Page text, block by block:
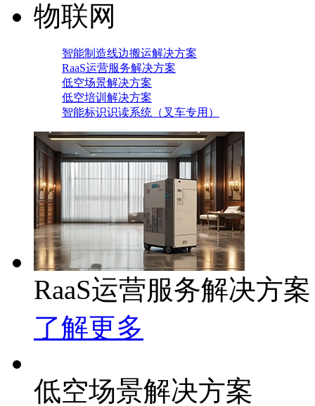
物联网
智能制造线边搬运解决方案
RaaS运营服务解决方案
低空场景解决方案
低空培训解决方案
智能标识识读系统（叉车专用）
RaaS运营服务解决方案
了解更多
低空场景解决方案